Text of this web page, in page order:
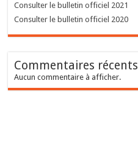
Consulter le bulletin officiel 2021
Consulter le bulletin officiel 2020
Commentaires récents
Aucun commentaire à afficher.